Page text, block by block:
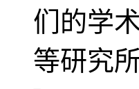
们的学
等研究所